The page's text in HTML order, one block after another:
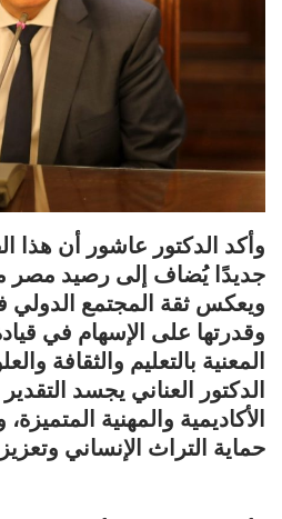
وأكد الدكتور عاشور أن هذا
جديدًا يُضاف إلى رصيد مصر
ويعكس ثقة المجتمع الدولي
وقدرتها على الإسهام في
المعنية بالتعليم والثقافة
الدكتور العناني يجسد
الأكاديمية والمهنية
حماية التراث الإنساني